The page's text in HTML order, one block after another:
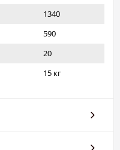
1340
590
20
15 кг